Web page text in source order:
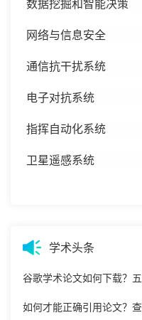
数据挖掘和智能决策
网络与信息安全
通信抗干扰系统
电子对抗系统
指挥自动化系统
卫星遥感系统
学术头条
谷歌学术论文如何下载？
如何才能正确引用论文？